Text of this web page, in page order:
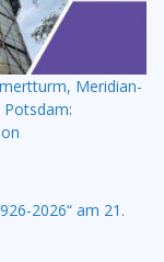
Meridian-
2026“ am 21.